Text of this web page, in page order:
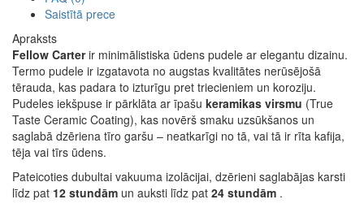
Saistītā prece
Apraksts
Fellow Carterir minimālistiska ūdens pudele ar elegantu dizainu.
Termo pudele ir izgatavota no augstas kvalitātes nerūsējošā
tērauda, kas padara to izturīgu pret triecieniem un koroziju.
Pudeles iekšpuse ir pārklāta ar īpašu keramikas virsmu (True
Taste Ceramic Coating), kas novērš smaku uzsūkšanos un
saglabā dzēriena tīro garšu – neatkarīgi no tā, vai tā ir rīta kafija,
tēja vai tīrs ūdens.
Pateicoties dubultai vakuuma izolācijai, dzērieni saglabājas karsti
līdz pat 12 stundām un auksti līdz pat 24 stundām .